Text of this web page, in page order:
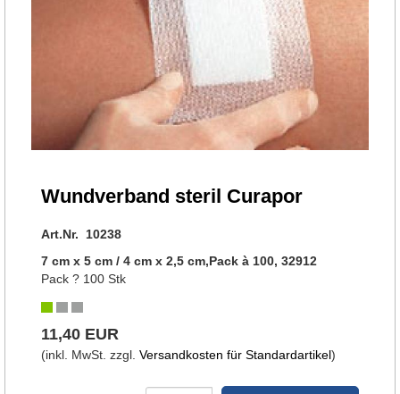
Wundverband steril Curapor
Art.Nr. 10238
7 cm x 5 cm / 4 cm x 2,5 cm,Pack à 100, 32912
Pack ? 100 Stk
11,40 EUR
(inkl. MwSt. zzgl. Versandkosten für Standardartikel)